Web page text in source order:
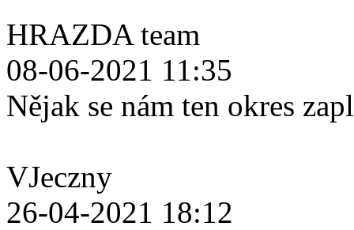
HRAZDA team
08-06-2021 11:35
Nějak se nám ten okres
VJeczny
26-04-2021 18:12